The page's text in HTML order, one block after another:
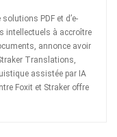
PDF et d’e-
intellectuels à accroître
annonce avoir
Translations,
assistée par IA
Foxit et Straker offre